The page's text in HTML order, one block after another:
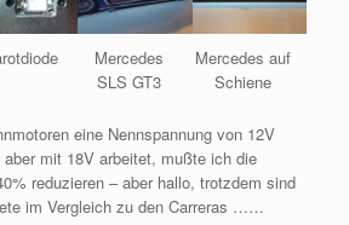
Mercedes
SLS GT3
Mercedes auf
Schiene
eine Nennspannung von 12V
mit 18V arbeitet, mußte ich die
reduzieren – aber hallo, trotzdem sind
im Vergleich zu den Carreras ……